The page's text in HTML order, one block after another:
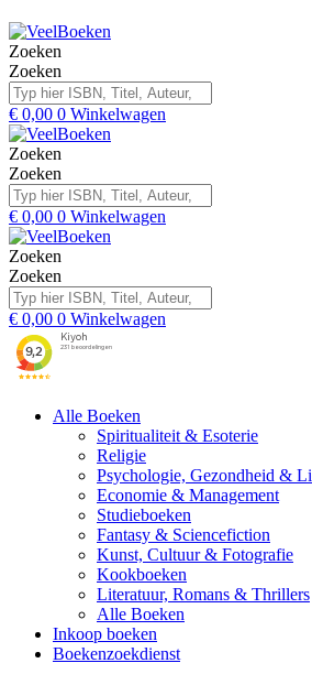
Zoeken
Zoeken
€ 0,00 0 Winkelwagen
Zoeken
Zoeken
€ 0,00 0 Winkelwagen
Zoeken
Zoeken
€ 0,00 0 Winkelwagen
Alle Boeken
Spiritualiteit & Esoterie
Religie
Psychologie, Gezondheid &
Economie & Management
Studieboeken
Fantasy & Sciencefiction
Kunst, Cultuur & Fotografie
Kookboeken
Literatuur, Romans & Thrillers
Alle Boeken
Inkoop boeken
Boekenzoekdienst